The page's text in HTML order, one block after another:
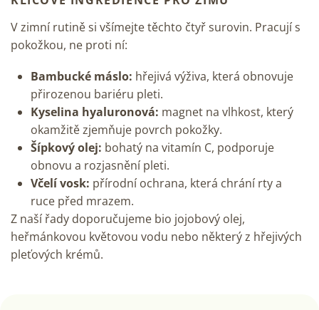
V zimní rutině si všímejte těchto čtyř surovin. Pracují s
pokožkou, ne proti ní:
Bambucké máslo: hřejivá výživa, která obnovuje
přirozenou bariéru pleti.
Kyselina hyaluronová: magnet na vlhkost, který
okamžitě zjemňuje povrch pokožky.
Šípkový olej: bohatý na vitamín C, podporuje
obnovu a rozjasnění pleti.
Včelí vosk: přírodní ochrana, která chrání rty a
ruce před mrazem.
Z naší řady doporučujeme bio jojobový olej,
heřmánkovou květovou vodu nebo některý z hřejivých
pleťových krémů.